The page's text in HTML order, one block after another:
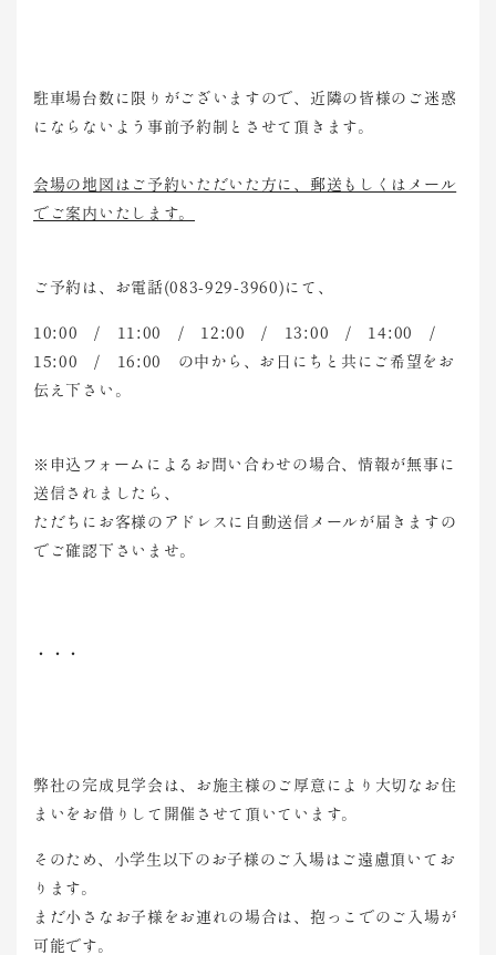
駐車場台数に限りがございますので、近隣の皆様のご迷惑
にならないよう事前予約制とさせて頂きます。
会場の地図はご予約いただいた方に、郵送もしくはメール
でご案内いたします。
ご予約は、お電話(083-929-3960)にて、
10:00 / 11:00 / 12:00 / 13:00 / 14:00 /
15:00 / 16:00 の中から、お日にちと共にご希望をお
伝え下さい。
※申込フォームによるお問い合わせの場合、情報が無事に
送信されましたら、
ただちにお客様のアドレスに自動送信メールが届きますの
でご確認下さいませ。
・・・
弊社の完成見学会は、お施主様のご厚意により大切なお住
まいをお借りして開催させて頂いています。
そのため、小学生以下のお子様のご入場はご遠慮頂いてお
ります。
まだ小さなお子様をお連れの場合は、抱っこでのご入場が
可能です。